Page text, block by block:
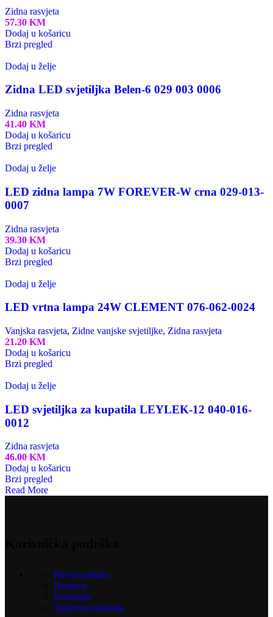
Zidna rasvjeta
57.30 KM
Dodaj u košaricu
Brzi pregled
Dodaj u želje
Zidna LED svjetiljka Belen-6 029 003 0006
Zidna rasvjeta
41.40 KM
Dodaj u košaricu
Brzi pregled
Dodaj u želje
LED zidna lampa 7W FOREVER-W crna 029-013-
0007
Zidna rasvjeta
39.30 KM
Dodaj u košaricu
Brzi pregled
Dodaj u želje
LED vrtna lampa 24W CLEMENT 076-062-0024
Vanjska rasvjeta, Zidne vanjske svjetiljke, Zidna rasvjeta
21.20 KM
Dodaj u košaricu
Brzi pregled
Dodaj u želje
LED svjetiljka za kupatila LEYLEK-12 040-016-
0012
Zidna rasvjeta
46.00 KM
Dodaj u košaricu
Brzi pregled
Read More
Povrat artikala
Dostava
Garancija
Sigurnost plaćanja